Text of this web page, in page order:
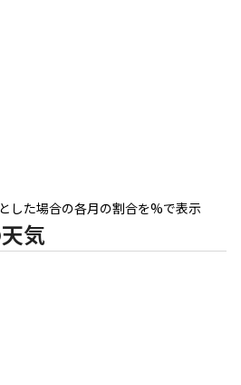
した場合の各月の割合を%で表示
気